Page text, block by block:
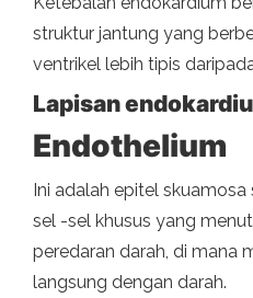
struktur jantung yang
ventrikel lebih tipis
Lapisan
Endothelium
Ini adalah epitel
sel -sel khusus yang
peredaran darah, di mana
langsung dengan darah.